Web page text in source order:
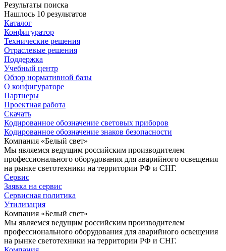
Результаты поиска
Нашлось 10 результатов
Каталог
Конфигуратор
Технические решения
Отраслевые решения
Поддержка
Учебный центр
Обзор нормативной базы
О конфигураторе
Партнеры
Проектная работа
Скачать
Кодированное обозначение световых приборов
Кодированное обозначение знаков безопасности
Компания «Белый свет»
Мы являемся ведущим российским производителем
профессионального оборудования для аварийного освещения
на рынке светотехники на территории РФ и СНГ.
Сервис
Заявка на сервис
Сервисная политика
Утилизация
Компания «Белый свет»
Мы являемся ведущим российским производителем
профессионального оборудования для аварийного освещения
на рынке светотехники на территории РФ и СНГ.